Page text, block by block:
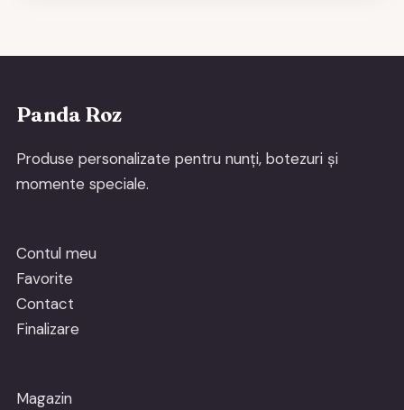
Panda Roz
Produse personalizate pentru nunți, botezuri și
momente speciale.
Contul meu
Favorite
Contact
Finalizare
Magazin